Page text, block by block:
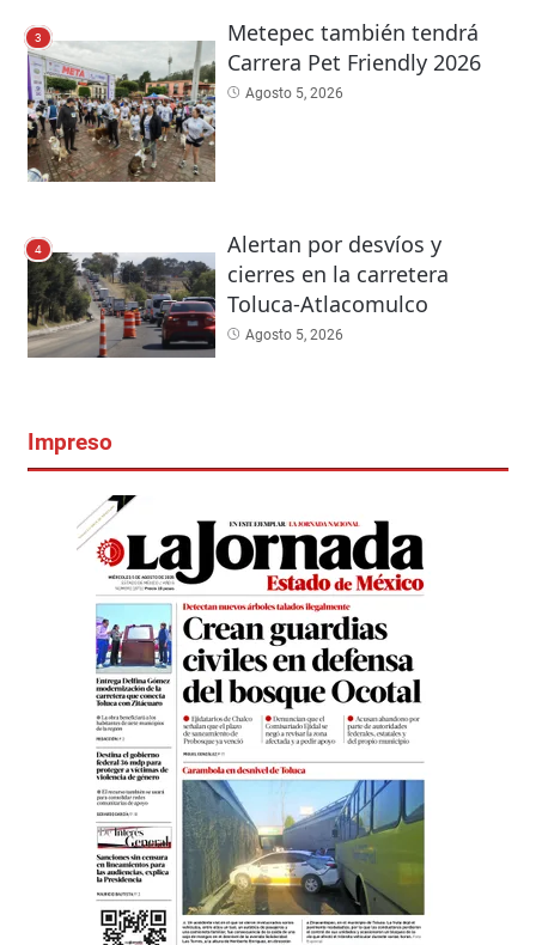
3
Metepec también tendrá
Carrera Pet Friendly 2026
Agosto 5, 2026
4
Alertan por desvíos y
cierres en la carretera
Toluca-Atlacomulco
Agosto 5, 2026
Impreso